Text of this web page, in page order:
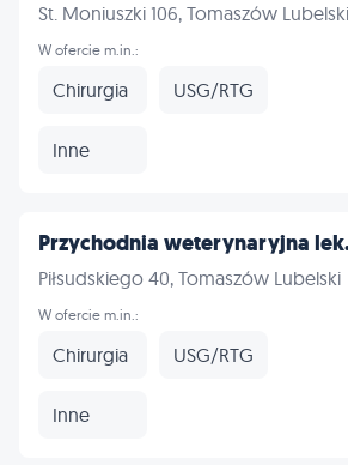
St. Moniuszki 106, Tomaszów Lubelski
W ofercie m.in.:
Chirurgia USG/RTG
Inne
Przychodnia weterynaryjna
Piłsudskiego 40, Tomaszów Lubelski
W ofercie m.in.:
Chirurgia USG/RTG
Inne